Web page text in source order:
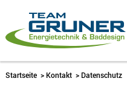
Startseite > Kontakt > Datenschutz